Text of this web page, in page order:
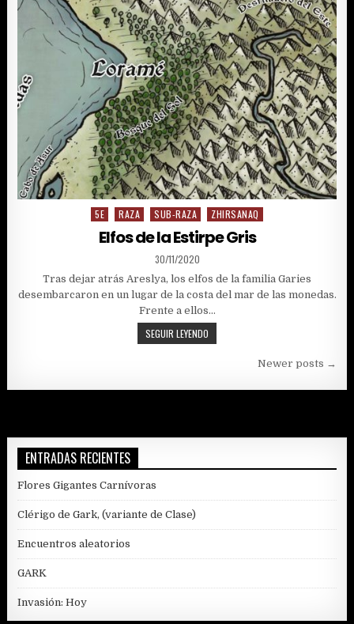
Posted
in
5E RAZA SUB-RAZA ZHIRSANAQ
Elfos de la Estirpe Gris
PUBLISHED
DATE:
30/11/2020
Tras dejar atrás Areslya, los elfos de la familia Garies
desembarcaron en un lugar de la costa del mar de las monedas.
Frente a ellos…
SEGUIR LEYENDO
DE
de
Newer posts →
ENTRADAS RECIENTES
Flores Gigantes Carnívoras
Clérigo de Gark, (variante de Clase)
Encuentros aleatorios
GARK
Invasión: Hoy